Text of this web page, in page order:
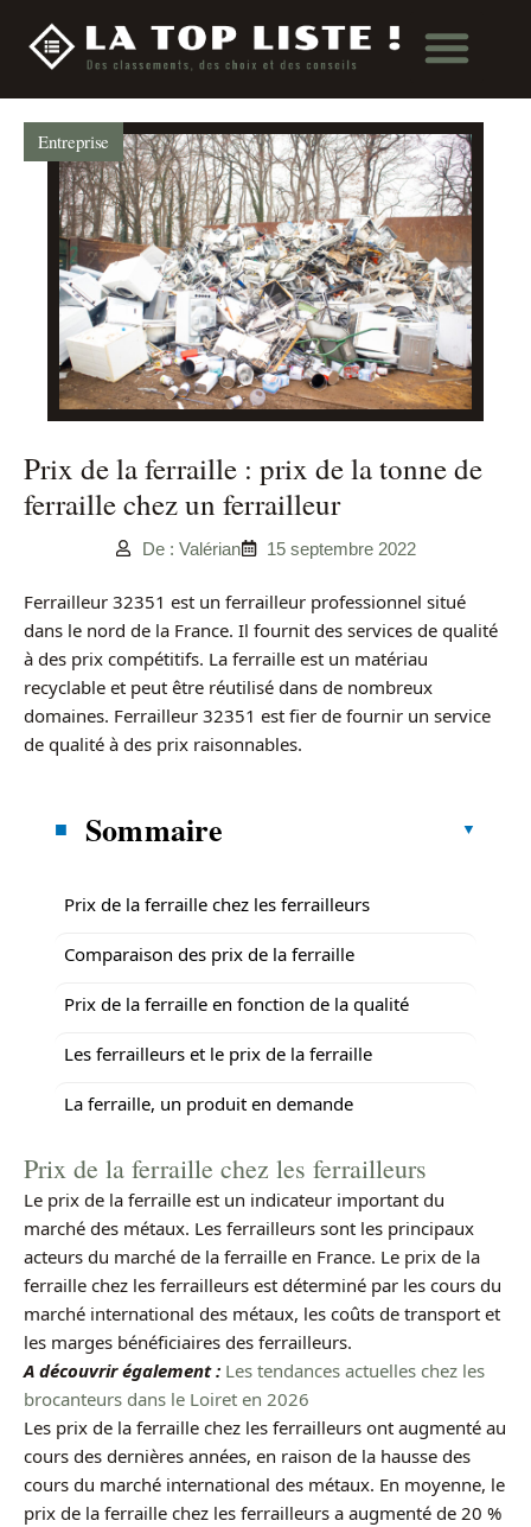
Entreprise
Prix de la ferraille : prix de la tonne de
ferraille chez un ferrailleur
De : Valérian 15 septembre 2022
Ferrailleur 32351 est un ferrailleur professionnel situé
dans le nord de la France. Il fournit des services de qualité
à des prix compétitifs. La ferraille est un matériau
recyclable et peut être réutilisé dans de nombreux
domaines. Ferrailleur 32351 est fier de fournir un service
de qualité à des prix raisonnables.
Sommaire
Prix de la ferraille chez les ferrailleurs
Comparaison des prix de la ferraille
Prix de la ferraille en fonction de la qualité
Les ferrailleurs et le prix de la ferraille
La ferraille, un produit en demande
Prix de la ferraille chez les ferrailleurs
Le prix de la ferraille est un indicateur important du
marché des métaux. Les ferrailleurs sont les principaux
acteurs du marché de la ferraille en France. Le prix de la
ferraille chez les ferrailleurs est déterminé par les cours du
marché international des métaux, les coûts de transport et
les marges bénéficiaires des ferrailleurs.
A découvrir également : Les tendances actuelles chez les
brocanteurs dans le Loiret en 2026
Les prix de la ferraille chez les ferrailleurs ont augmenté au
cours des dernières années, en raison de la hausse des
cours du marché international des métaux. En moyenne, le
prix de la ferraille chez les ferrailleurs a augmenté de 20 %